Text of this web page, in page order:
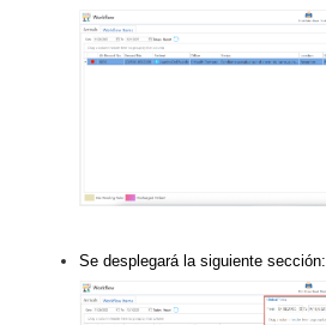
Se desplegará la siguiente sección: